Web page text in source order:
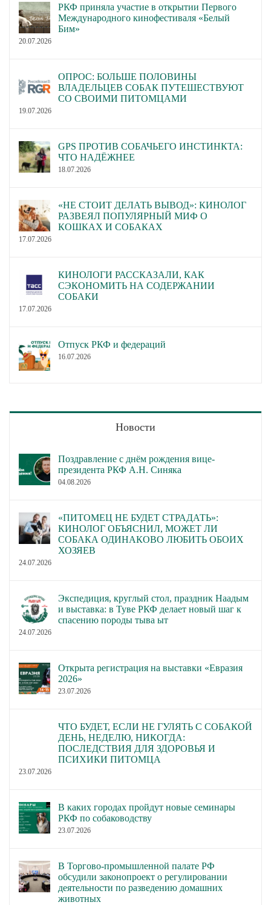
РКФ приняла участие в открытии Первого
Международного кинофестиваля «Белый
Бим»
20.07.2026
ОПРОС: БОЛЬШЕ ПОЛОВИНЫ
ВЛАДЕЛЬЦЕВ СОБАК ПУТЕШЕСТВУЮТ
СО СВОИМИ ПИТОМЦАМИ
19.07.2026
GPS ПРОТИВ СОБАЧЬЕГО ИНСТИНКТА:
ЧТО НАДЁЖНЕЕ
18.07.2026
«НЕ СТОИТ ДЕЛАТЬ ВЫВОД»: КИНОЛОГ
РАЗВЕЯЛ ПОПУЛЯРНЫЙ МИФ О
КОШКАХ И СОБАКАХ
17.07.2026
КИНОЛОГИ РАССКАЗАЛИ, КАК
СЭКОНОМИТЬ НА СОДЕРЖАНИИ
СОБАКИ
17.07.2026
Отпуск РКФ и федераций
16.07.2026
Новости
Поздравление с днём рождения вице-
президента РКФ А.Н. Синяка
04.08.2026
«ПИТОМЕЦ НЕ БУДЕТ СТРАДАТЬ»:
КИНОЛОГ ОБЪЯСНИЛ, МОЖЕТ ЛИ
СОБАКА ОДИНАКОВО ЛЮБИТЬ ОБОИХ
ХОЗЯЕВ
24.07.2026
Экспедиция, круглый стол, праздник Наадым
и выставка: в Туве РКФ делает новый шаг к
спасению породы тыва ыт
24.07.2026
Открыта регистрация на выставки «Евразия
2026»
23.07.2026
ЧТО БУДЕТ, ЕСЛИ НЕ ГУЛЯТЬ С СОБАКОЙ
ДЕНЬ, НЕДЕЛЮ, НИКОГДА:
ПОСЛЕДСТВИЯ ДЛЯ ЗДОРОВЬЯ И
ПСИХИКИ ПИТОМЦА
23.07.2026
В каких городах пройдут новые семинары
РКФ по собаководству
23.07.2026
В Торгово-промышленной палате РФ
обсудили законопроект о регулировании
деятельности по разведению домашних
животных